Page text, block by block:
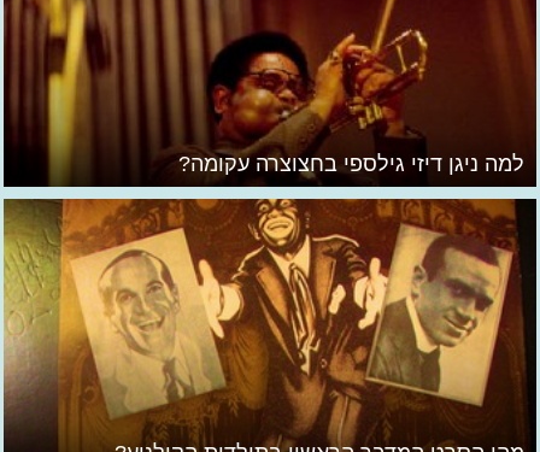
למה ניגן דיזי גילספי בחצוצרה עקומה?